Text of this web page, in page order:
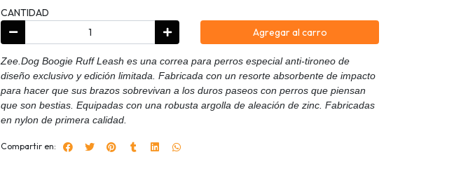
CANTIDAD
Agregar al carro
Zee.Dog Boogie Ruff Leash es una correa para perros especial anti-tironeo de
diseño exclusivo y edición limitada. Fabricada con un resorte absorbente de impacto
para hacer que sus brazos sobrevivan a los duros paseos con perros que piensan
que son bestias. Equipadas con una robusta argolla de aleación de zinc. Fabricadas
en nylon de primera calidad.
Compartir en: